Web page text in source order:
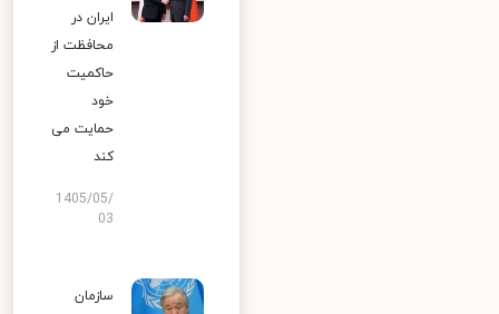
ایران در
محافظت از
حاکمیت
خود
حمایت می
کند
1405/05/
03
سازمان